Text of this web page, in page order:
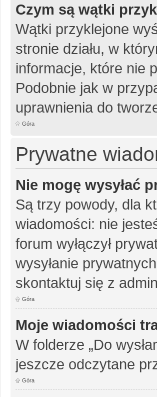
Czym są wątki
Wątki przyklejone
stronie działu, w
informacje, które nie
Podobnie jak w
uprawnienia do
Góra
Prywatne
Nie mogę wysyłać
Są trzy powody, dla
wiadomości: nie
forum wyłączył
wysyłanie
skontaktuj się z
Góra
Moje wiadomości
W folderze „Do
jeszcze odczytane
Góra